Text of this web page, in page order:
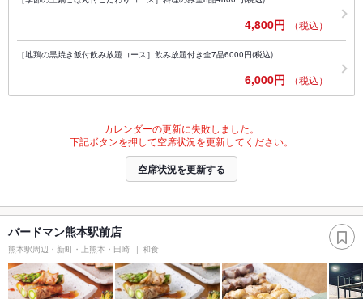
4,800円 （税込）
［地鶏の黒焼き飯付飲み放題コース］飲み放題付き全7品6000円(税込)
6,000円 （税込）
カレンダーの更新に失敗しました。
下記ボタンを押して空席状況を更新してください。
空席状況を更新する
バードマン熊本駅前店
熊本駅周辺・新町・上熊本・田崎 和食